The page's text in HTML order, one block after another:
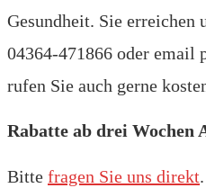
Gesundheit. Sie erreichen
04364-471866 oder email
rufen Sie auch gerne
Rabatte ab drei Wochen
Bitte fragen Sie uns direkt